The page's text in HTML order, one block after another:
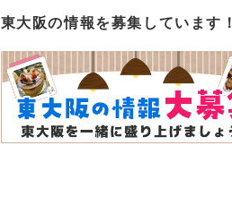
東大阪の情報を募集しています！